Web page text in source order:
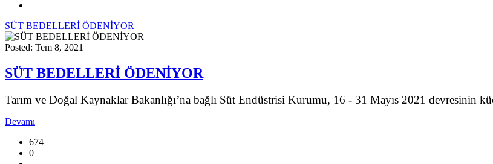
SÜT BEDELLERİ ÖDENİYOR
Posted: Tem 8, 2021
SÜT BEDELLERİ ÖDENİYOR
Tarım ve Doğal Kaynaklar Bakanlığı’na bağlı Süt Endüstrisi Kurumu, 16 - 31 Mayıs 2021 devresinin
Devamı
674
0